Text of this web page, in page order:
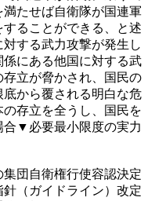
たせば自衛隊が国連軍
ることができる、と述
する武力攻撃が発生し
にある他国に対する武
立が脅かされ、国民の
から覆される明白な危
存立を全うし、国民を
合▼必要最小限度の実力
団自衛権行使容認決定
（ガイドライン）改定